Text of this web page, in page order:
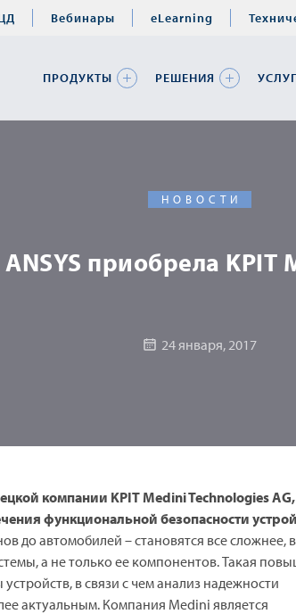
Вебинары eLearning
ПРОДУКТЫ РЕШЕНИЯ
НОВОСТИ
приобрела KPIT
24 января, 2017
компании KPIT Medini Technologies AG,
функциональной безопасности
до автомобилей – становятся все сложнее,
а не только ее компонентов. Такая
в связи с чем анализ надежности
актуальным. Компания Medini является